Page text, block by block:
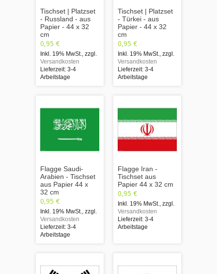
Tischset | Platzset
- Russland - aus
Papier - 44 x 32
cm
0,95 €
Inkl. 19% MwSt. zzgl.
Versandkosten
Lieferzeit: 3-4
Arbeitstage
Tischset | Platzset
- Türkei - aus
Papier - 44 x 32
cm
0,95 €
Inkl. 19% MwSt. zzgl.
Versandkosten
Lieferzeit: 3-4
Arbeitstage
Flagge Saudi-
Arabien - Tischset
aus Papier 44 x
32 cm
0,95 €
Inkl. 19% MwSt. zzgl.
Versandkosten
Lieferzeit: 3-4
Arbeitstage
Flagge Iran -
Tischset aus
Papier 44 x 32 cm
0,95 €
Inkl. 19% MwSt. zzgl.
Versandkosten
Lieferzeit: 3-4
Arbeitstage